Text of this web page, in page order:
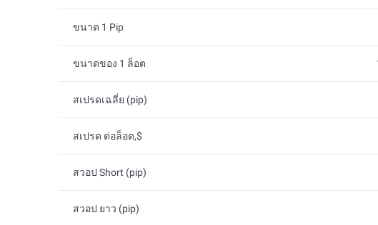
ขนาด 1 Pip
ขนาดของ 1 ล็อต
สเปรดเฉลี่ย (pip)
สเปรด ต่อล็อต,$
สวอป Short (pip)
สวอป ยาว (pip)